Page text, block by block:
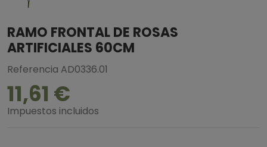
RAMO FRONTAL DE ROSAS
ARTIFICIALES 60CM
Referencia AD0336.01
11,61 €
Impuestos incluidos